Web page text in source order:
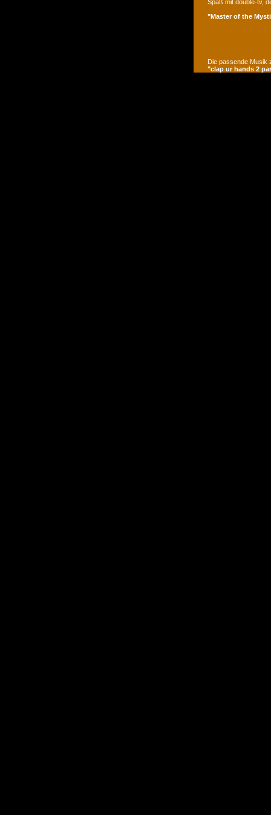
Spaß mit double-tv,
"Master of the
Die passende Musik
"clap ur hands 2